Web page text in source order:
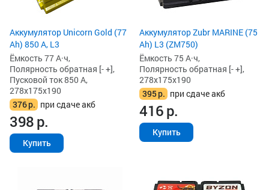
Аккумулятор Unicorn Gold (77
Ah) 850 А, L3
Ёмкость 77 А·ч,
Полярность обратная [- +],
Пусковой ток 850 А,
278x175x190
376р. при сдаче акб
398р.
Купить
Аккумулятор Zubr MARINE (75
Ah) L3 (ZM750)
Ёмкость 75 А·ч,
Полярность обратная [- +],
278x175x190
395р. при сдаче акб
416р.
Купить